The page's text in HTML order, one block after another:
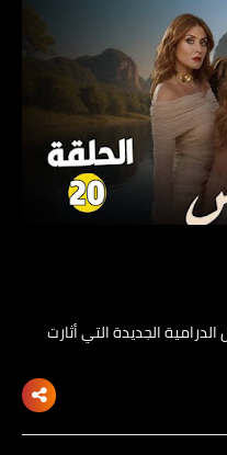
الجديدة التي أثارت